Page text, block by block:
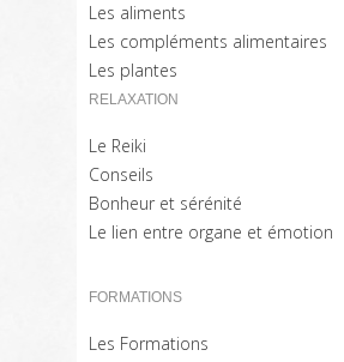
Les aliments
Les compléments alimentaires
Les plantes
RELAXATION
Le Reiki
Conseils
Bonheur et sérénité
Le lien entre organe et émotion
FORMATIONS
Les Formations